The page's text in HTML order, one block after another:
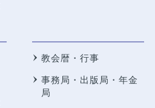
教会暦・行事
事務局・出版局・年金
局